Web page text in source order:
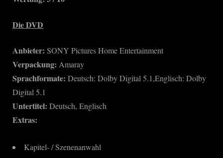
Die DVD
Anbieter: SONY Pictures Home Entertainment
Verpackung: Amaray
Sprachformate: Deutsch: Dolby Digital 5.1,Englisch: Dolby
Digital 5.1
Untertitel: Deutsch, Englisch
Extras:
Kapitel- / Szenenanwahl